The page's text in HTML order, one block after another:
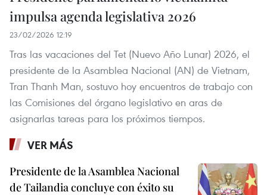
impulsa agenda legislativa 2026
23/02/2026 12:19
Tras las vacaciones del Tet (Nuevo Año Lunar) 2026, el
presidente de la Asamblea Nacional (AN) de Vietnam,
Tran Thanh Man, sostuvo hoy encuentros de trabajo con
las Comisiones del órgano legislativo en aras de
asignarlas tareas para los próximos tiempos.
VER MÁS
Presidente de la Asamblea Nacional
de Tailandia concluye con éxito su